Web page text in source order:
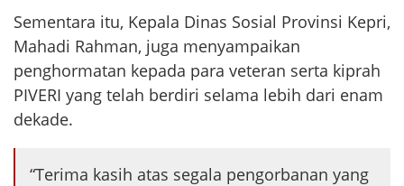
Sementara itu, Kepala Dinas Sosial Provinsi Kepri,
Mahadi Rahman, juga menyampaikan
penghormatan kepada para veteran serta kiprah
PIVERI yang telah berdiri selama lebih dari enam
dekade.
“Terima kasih atas segala pengorbanan yang